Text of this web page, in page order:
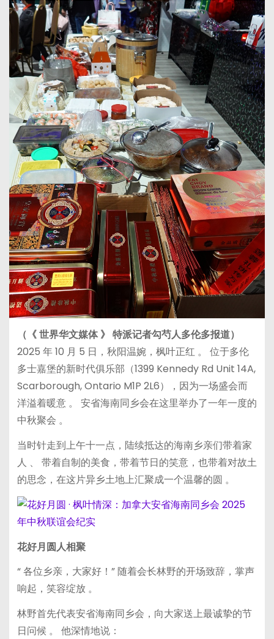
（《 世界华文媒体 》 特派记者勾芍人多伦多报道）
2025 年 10 月 5 日，秋阳温婉，枫叶正红 。 位于多伦
多士嘉堡的新时代俱乐部（1399 Kennedy Rd Unit 14A,
Scarborough, Ontario M1P 2L6），因为一场盛会而
洋溢着暖意 。 安省海南同乡会在这里举办了一年一度的
中秋聚会 。
当时针走到上午十一点，陆续抵达的海南乡亲们带着家
人 、 带着自制的美食，带着节日的笑意，也带着对故土
的思念，在这片异乡土地上汇聚成一个温馨的圆 。
花好月圆人相聚
“ 各位乡亲，大家好！” 随着会长林野的开场致辞，掌声
响起，笑容绽放 。
林野首先代表安省海南同乡会，向大家送上最诚挚的节
日问候 。 他深情地说：